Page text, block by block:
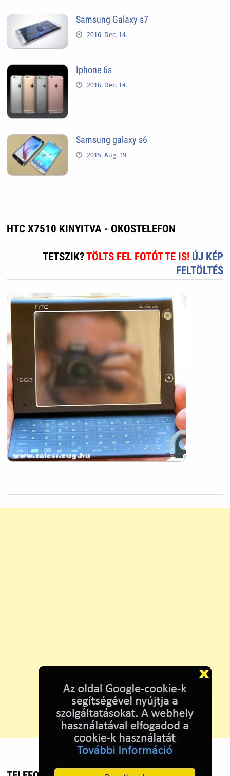
Samsung Galaxy s7
2016. Dec. 14.
Iphone 6s
2016. Dec. 14.
Samsung galaxy s6
2015. Aug. 19.
HTC X7510 KINYITVA - OKOSTELEFON
TETSZIK?TÖLTS FEL FOTÓT TE IS! ÚJ KÉP
FELTÖLTÉS